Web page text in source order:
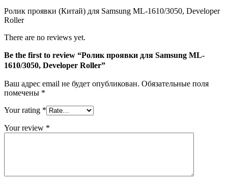
Ролик проявки (Китай) для Samsung ML-1610/3050, Developer
Roller
There are no reviews yet.
Be the first to review “Ролик проявки для Samsung ML-
1610/3050, Developer Roller”
Ваш адрес email не будет опубликован. Обязательные поля
помечены *
Your rating *
Your review *